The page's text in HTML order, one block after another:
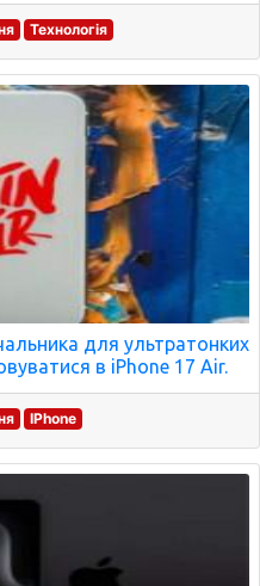
Технологія
для ультратонких
в iPhone 17 Air.
IPhone